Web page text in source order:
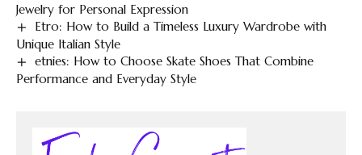
Jewelry for Personal Expression
Etro: How to Build a Timeless Luxury Wardrobe with
Unique Italian Style
etnies: How to Choose Skate Shoes That Combine
Performance and Everyday Style